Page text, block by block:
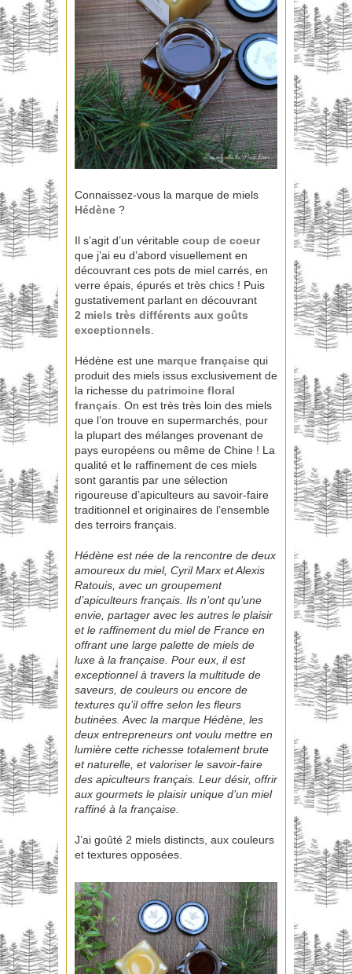
Connaissez-vous la marque de miels
Hédène ?
Il s’agit d’un véritable coup de coeur
que j’ai eu d’abord visuellement en
découvrant ces pots de miel carrés, en
verre épais, épurés et très chics ! Puis
gustativement parlant en découvrant
2 miels très différents aux goûts
exceptionnels.
Hédène est une marque française qui
produit des miels issus exclusivement de
la richesse du patrimoine floral
français. On est très très loin des miels
que l’on trouve en supermarchés, pour
la plupart des mélanges provenant de
pays européens ou même de Chine ! La
qualité et le raffinement de ces miels
sont garantis par une sélection
rigoureuse d’apiculteurs au savoir-faire
traditionnel et originaires de l’ensemble
des terroirs français.
Hédène est née de la rencontre de deux
amoureux du miel, Cyril Marx et Alexis
Ratouis, avec un groupement
d’apiculteurs français. Ils n’ont qu’une
envie, partager avec les autres le plaisir
et le raffinement du miel de France en
offrant une large palette de miels de
luxe à la française. Pour eux, il est
exceptionnel à travers la multitude de
saveurs, de couleurs ou encore de
textures qu’il offre selon les fleurs
butinées. Avec la marque Hédène, les
deux entrepreneurs ont voulu mettre en
lumière cette richesse totalement brute
et naturelle, et valoriser le savoir-faire
des apiculteurs français. Leur désir, offrir
aux gourmets le plaisir unique d’un miel
raffiné à la française.
J’ai goûté 2 miels distincts, aux couleurs
et textures opposées.